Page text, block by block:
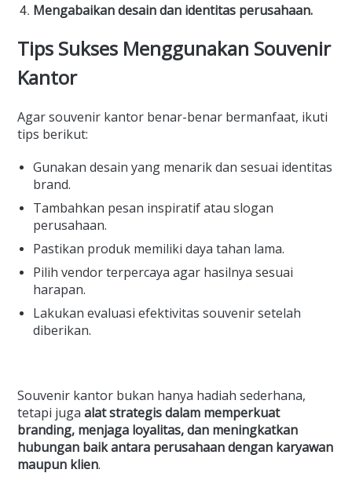
Mengabaikan desain dan identitas perusahaan.
Tips Sukses Menggunakan Souvenir
Kantor
Agar souvenir kantor benar-benar bermanfaat, ikuti
tips berikut:
Gunakan desain yang menarik dan sesuai identitas
brand.
Tambahkan pesan inspiratif atau slogan
perusahaan.
Pastikan produk memiliki daya tahan lama.
Pilih vendor terpercaya agar hasilnya sesuai
harapan.
Lakukan evaluasi efektivitas souvenir setelah
diberikan.
Souvenir kantor bukan hanya hadiah sederhana,
tetapi juga alat strategis dalam memperkuat
branding, menjaga loyalitas, dan meningkatkan
hubungan baik antara perusahaan dengan karyawan
maupun klien.